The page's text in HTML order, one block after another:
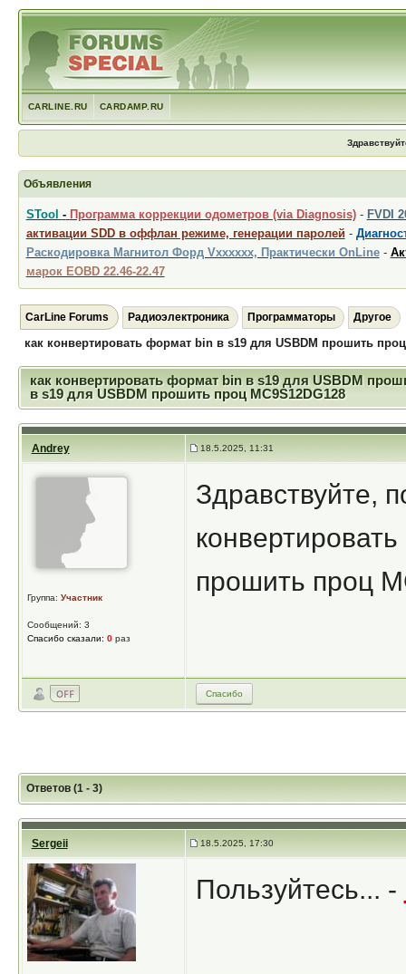
CARLINE.RU CARDAMP.RU
Объявления
STool - Программа коррекции одометров (via Diagnosis)- FVDI
активации SDD в оффлан режиме, генерации паролей -
Раскодировка Магнитол Форд Vxxxxxx, Практически OnLine-
марок EOBD 22.46-22.47
CarLine Forums Радиоэлектроника Программаторы Другое
как конвертировать формат bin в s19 для USBDM прошить проц
как конвертировать формат bin в s19 для USBDM
в s19 для USBDM прошить проц MC9S12DG128
Andrey 18.5.2025, 11:31
Группа: Участник
Сообщений: 3
Спасибо сказали: 0раз
Здравствуйте,
прошить проц
Спасибо
Ответов (1 - 3)
Sergeii 18.5.2025, 17:30
Пользуйтесь... -